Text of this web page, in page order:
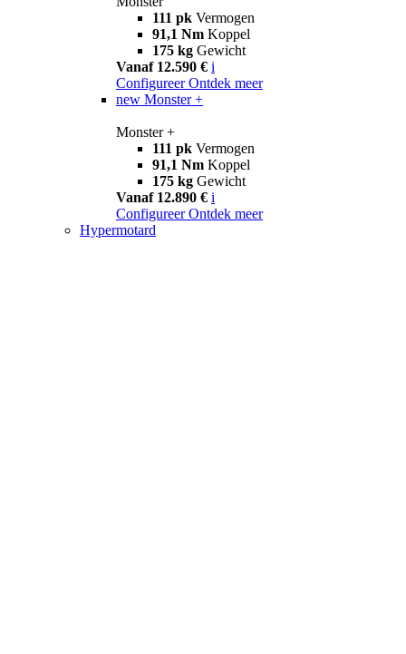
111 pk Vermogen
91,1 Nm Koppel
175 kg Gewicht
Vanaf 12.590 € i
Configureer Ontdek meer
new Monster +
Monster +
111 pk Vermogen
91,1 Nm Koppel
175 kg Gewicht
Vanaf 12.890 € i
Configureer Ontdek meer
Hypermotard